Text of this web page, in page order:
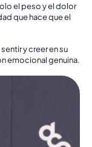
el peso y el dolor
que hace que el
y creer en su
emocional genuina.